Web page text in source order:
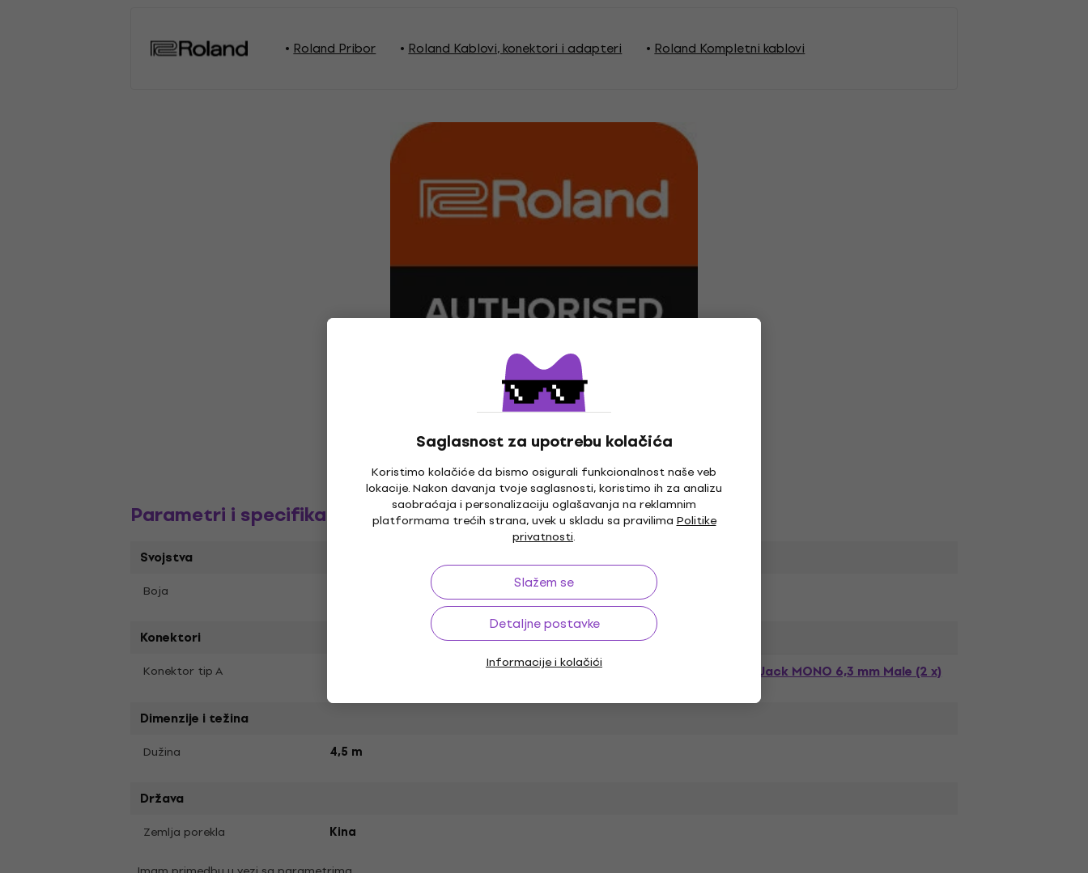
Saglasnost za upotrebu kolačića
Koristimo kolačiće da bismo osigurali funkcionalnost naše veb
lokacije. Nakon davanja tvoje saglasnosti, koristimo ih za analizu
saobraćaja i personalizaciju oglašavanja na reklamnim
platformama trećih strana, uvek u skladu sa pravilimaPolitike
privatnosti.
Slažem se
Detaljne postavke
Informacije i kolačići
Roland Pribor Roland Kablovi, konektori i adapteri Roland Kompletni kablovi
Parametri i specifikacija
Svojstva
Boja
Konektori
Konektor tip A Jack STEREO 3,5 mm Male Konektor tip B Jack MONO 6,3 mm Male (2 x)
Dimenzije i težina
Dužina 4,5 m
Država
Zemlja porekla Kina